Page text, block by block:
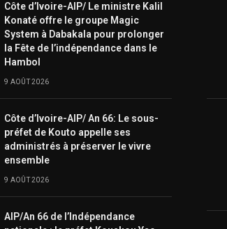
Côte d’Ivoire-AIP/ Le ministre Kalil
Konaté offre le groupe Magic
System à Dabakala pour prolonger
la Fête de l’indépendance dans le
Hambol
9 AOÛT 2026
Côte d’Ivoire-AIP/ An 66: Le sous-
préfet de Kouto appelle ses
administrés à préserver le vivre
ensemble
9 AOÛT 2026
AIP/An 66 de l’Indépendance